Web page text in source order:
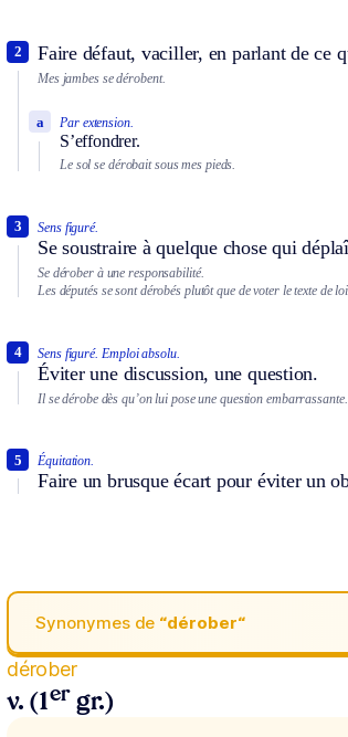
Faire défaut, vaciller, en parlant de ce
2
Mes jambes se dérobent.
Par extension.
S’effondrer.
a
Le sol se dérobait sous mes pieds.
Sens figuré.
Se soustraire à quelque chose qui
3
Se dérober à une responsabilité.
Les députés se sont dérobés plutôt que de voter le texte de
Sens figuré. Emploi absolu.
Éviter une discussion, une question.
4
Il se dérobe dès qu’on lui pose une question embarrassante.
Équitation.
Faire un brusque écart pour éviter un
5
Synonymes de “dérober“
dérober
v. (1er gr.)